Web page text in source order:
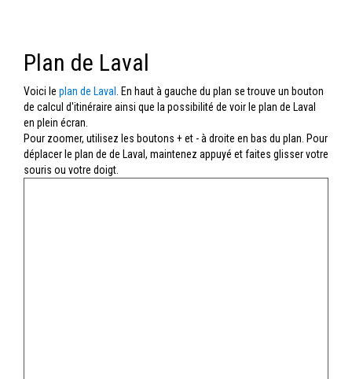
Plan de Laval
Voici le plan de Laval
. En haut à gauche du plan se trouve un bouton
de calcul d'itinéraire ainsi que la possibilité de voir le plan de Laval
en plein écran.
Pour zoomer, utilisez les boutons + et - à droite en bas du plan. Pour
déplacer le plan de de Laval, maintenez appuyé et faites glisser votre
souris ou votre doigt.